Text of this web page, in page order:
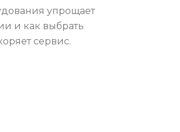
упрощает
и как выбрать
сервис.